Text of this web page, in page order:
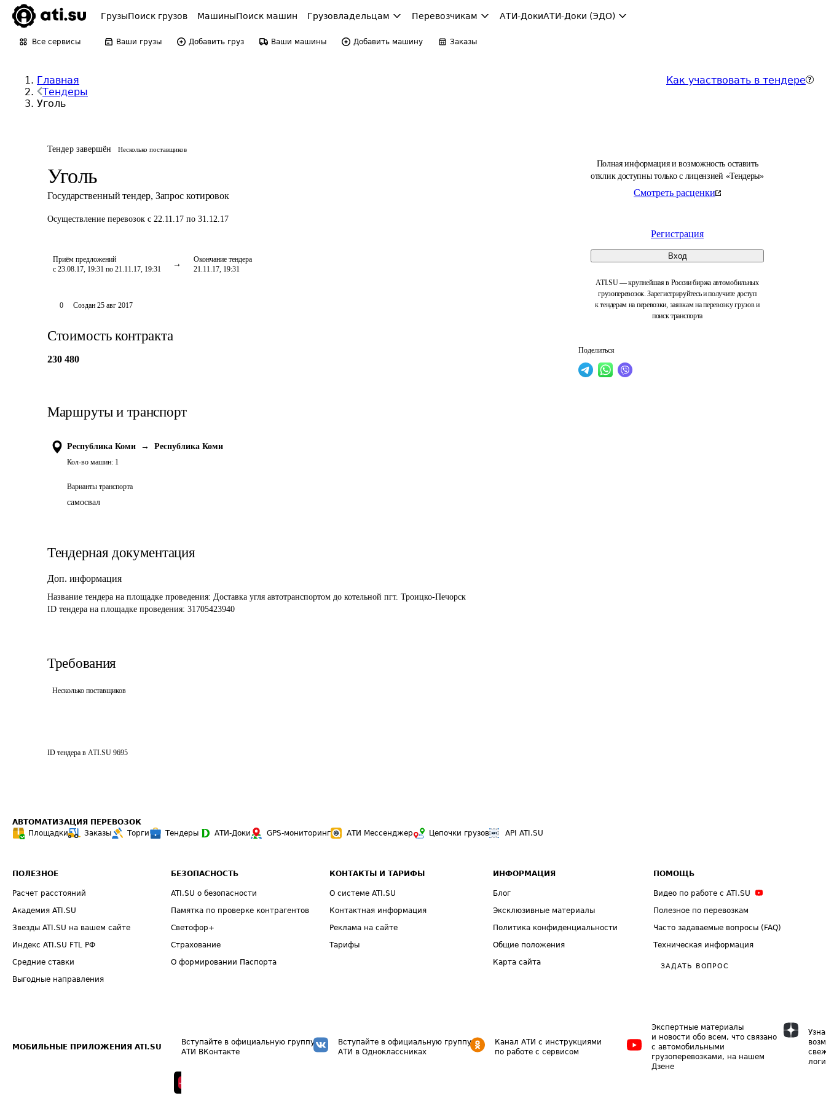
ГрузыПоиск грузов МашиныПоиск машин Грузовладельцам Перевозчикам АТИ-ДокиАТИ-Доки (ЭДО)
Все сервисы Ваши грузы Добавить груз Ваши машины Добавить машину Заказы
Главная
Тендеры
Уголь
Как участвовать в тендере
Тендер завершён Несколько поставщиков
Уголь
Государственный тендер, Запрос котировок
Осуществление перевозок с 22.11.17 по 31.12.17
Приём предложений
с 23.08.17, 19:31 по 21.11.17, 19:31
Окончание тендера
21.11.17, 19:31
Полная информация и возможность оставить
отклик доступны только с лицензией «Тендеры»
Смотреть расценки
Регистрация
Вход
ATI.SU — крупнейшая в России биржа автомобильных
грузоперевозок. Зарегистрируйтесь и получите доступ
к тендерам на перевозки, заявкам на перевозку грузов и
поиск транспорта
Поделиться
0 Создан 25 авг 2017
Стоимость контракта
230 480
Маршруты и транспорт
Республика Коми → Республика Коми
Кол-во машин: 1
Варианты транспорта
самосвал
Тендерная документация
Доп. информация
Название тендера на площадке проведения: Доставка угля автотранспортом до котельной пгт. Троицко-Печорск
ID тендера на площадке проведения: 31705423940
Требования
Несколько поставщиков
ID тендера в ATI.SU 9695
АВТОМАТИЗАЦИЯ ПЕРЕВОЗОК
Площадки
Заказы Торги Тендеры АТИ-Доки GPS-мониторинг АТИ Мессенджер Цепочки грузов API ATI.SU
ПОЛЕЗНОЕ
Расчет расстояний
Академия ATI.SU
Звезды ATI.SU на вашем сайте
Индекс ATI.SU FTL РФ
Средние ставки
Выгодные направления
БЕЗОПАСНОСТЬ
ATI.SU о безопасности
Памятка по проверке контрагентов
Светофор+
Страхование
О формировании Паспорта
КОНТАКТЫ И ТАРИФЫ
О системе ATI.SU
Контактная информация
Реклама на сайте
Тарифы
ИНФОРМАЦИЯ
Блог
Эксклюзивные материалы
Политика конфиденциальности
Общие положения
Карта сайта
ПОМОЩЬ
Видео по работе с ATI.SU
Полезное по перевозкам
Часто задаваемые вопросы (FAQ)
Техническая информация
ЗАДАТЬ ВОПРОС
МОБИЛЬНЫЕ ПРИЛОЖЕНИЯ ATI.SU
Вступайте в официальную группу
АТИ ВКонтакте
Вступайте в официальную группу
АТИ в Одноклассниках
Канал АТИ с инструкциями
по работе с сервисом
Экспертные материалы
и новости обо всем, что связано
с автомобильными
грузоперевозками, на нашем
Дзене